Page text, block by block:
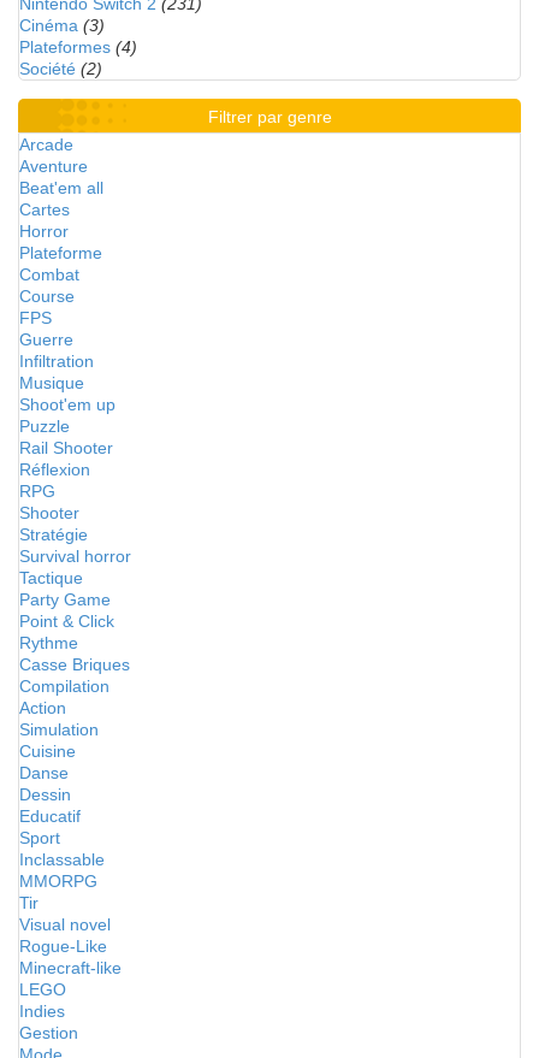
Cinéma (3)
Plateformes (4)
Société (2)
Filtrer par genre
Arcade
Aventure
Beat'em all
Cartes
Horror
Plateforme
Combat
Course
FPS
Guerre
Infiltration
Musique
Shoot'em up
Puzzle
Rail Shooter
Réflexion
RPG
Shooter
Stratégie
Survival horror
Tactique
Party Game
Point & Click
Rythme
Casse Briques
Compilation
Action
Simulation
Cuisine
Danse
Dessin
Educatif
Sport
Inclassable
MMORPG
Tir
Visual novel
Rogue-Like
Minecraft-like
LEGO
Indies
Gestion